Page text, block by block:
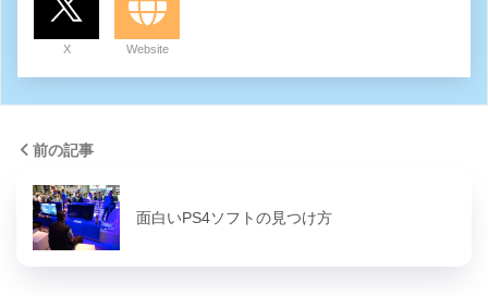
X Website
前の記事
面白いPS4ソフトの見つけ方